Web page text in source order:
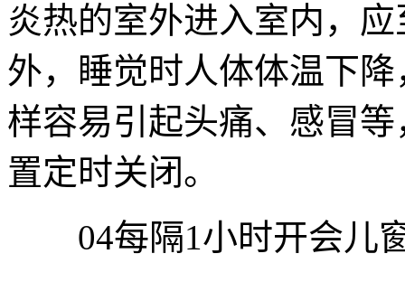
炎热的室外进入室内，
外，睡觉时人体体温下
样容易引起头痛、感冒
置定时关闭。
04每隔1小时开会儿